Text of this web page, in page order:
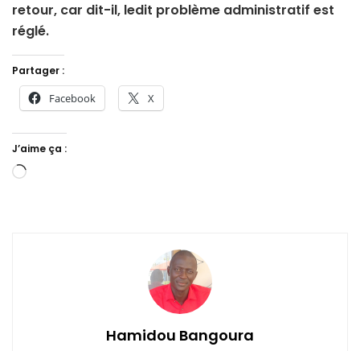
retour, car dit-il, ledit problème administratif est
réglé.
Partager :
Facebook X
J’aime ça :
Chargement…
Hamidou Bangoura